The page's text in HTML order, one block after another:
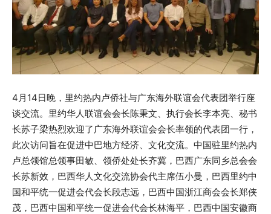
4月14日晚，里约热内卢侨社与广东海外联谊会代表团举行座
谈交流。里约华人联谊会会长陈秉文、执行会长李本亮、秘书
长苏子梁热烈欢迎了广东海外联谊会会长率领的代表团一行，
此次访问旨在促进中巴地方经济、文化交流。中国驻里约热内
卢总领馆总领事田敏、领侨处处长齐冀，巴西广东同乡总会会
长苏新效，巴西华人文化交流协会代主席伍小曼，巴西里约中
国和平统一促进会代会长段志远，巴西中国浙江商会会长郑侠
茂，巴西中国和平统一促进会代会长林海平，巴西中国安徽商